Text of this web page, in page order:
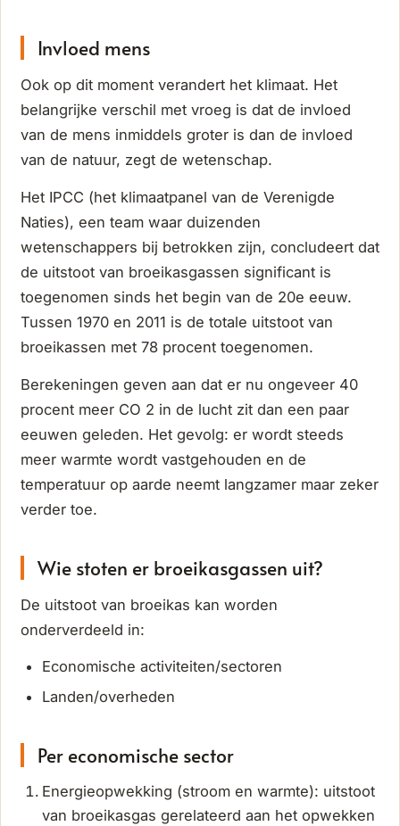
Invloed mens
Ook op dit moment verandert het klimaat. Het
belangrijke verschil met vroeg is dat de invloed
van de mens inmiddels groter is dan de invloed
van de natuur, zegt de wetenschap.
Het IPCC (het klimaatpanel van de Verenigde
Naties), een team waar duizenden
wetenschappers bij betrokken zijn, concludeert dat
de uitstoot van broeikasgassen significant is
toegenomen sinds het begin van de 20e eeuw.
Tussen 1970 en 2011 is de totale uitstoot van
broeikassen met 78 procent toegenomen.
Berekeningen geven aan dat er nu ongeveer 40
procent meer CO 2 in de lucht zit dan een paar
eeuwen geleden. Het gevolg: er wordt steeds
meer warmte wordt vastgehouden en de
temperatuur op aarde neemt langzamer maar zeker
verder toe.
Wie stoten er broeikasgassen uit?
De uitstoot van broeikas kan worden
onderverdeeld in:
Economische activiteiten/sectoren
Landen/overheden
Per economische sector
Energieopwekking (stroom en warmte): uitstoot
van broeikasgas gerelateerd aan het opwekken